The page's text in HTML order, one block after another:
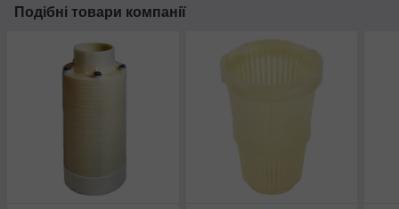
Подібні товари компанії